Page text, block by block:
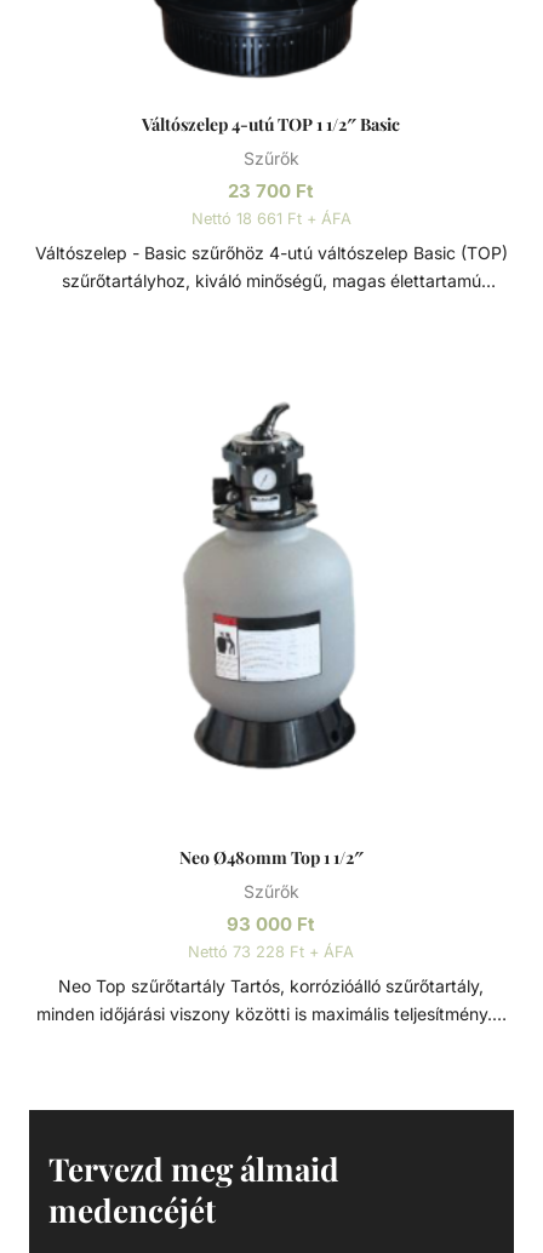
fennakadnak a szűrőközegen.
Váltószelep 4-utú TOP 1 1/2″ Basic
Szűrők
23 700 Ft
Nettó 18 661 Ft + ÁFA
Váltószelep - Basic szűrőhöz 4-utú váltószelep Basic (TOP)
szűrőtartályhoz, kiváló minőségű, magas élettartamú
állítsunk fokozatot a váltószelepen, ha a szivattyú ki van
kapcsolva!
Neo Ø480mm Top 1 1/2″
Szűrők
93 000 Ft
Nettó 73 228 Ft + ÁFA
Neo Top szűrőtartály Tartós, korrózióálló szűrőtartály,
minden időjárási viszony közötti is maximális teljesítmény. 7
eloszlását a homokágy tetején; ami sima, szabadon áramló
teljesítményt biztosít. Precíziósan megtervezett öntisztító
oldalsó csatornák a kiegyensúlyozott áramlás és
Tervezd meg álmaid
medencéjét